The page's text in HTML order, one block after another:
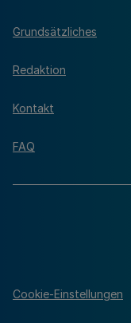
Grundsätzliches
Redaktion
Kontakt
FAQ
Cookie-Einstellungen